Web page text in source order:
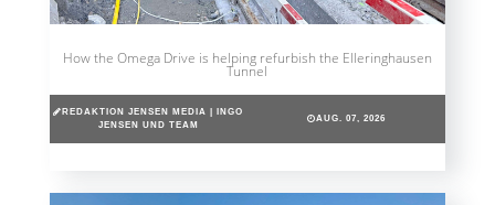
How the Omega Drive is helping refurbish the Elleringhausen
Tunnel
REDAKTION JENSEN MEDIA | INGO
JENSEN UND TEAM
AUG. 07, 2026